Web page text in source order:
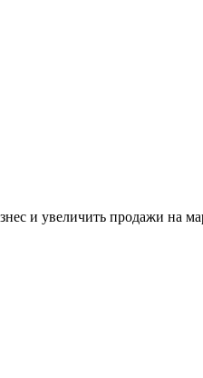
и увеличить продажи на